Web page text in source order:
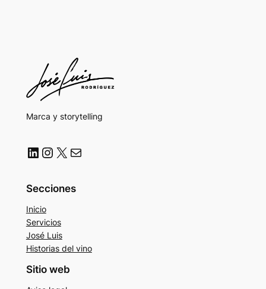
Marca y storytelling
LinkedIn Instagram X Correo electrónico
Secciones
Inicio
Servicios
José Luis
Historias del vino
Sitio web